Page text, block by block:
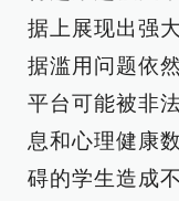
据上展现出强
据滥用问题依
平台可能被非
息和心理健康
碍的学生造成